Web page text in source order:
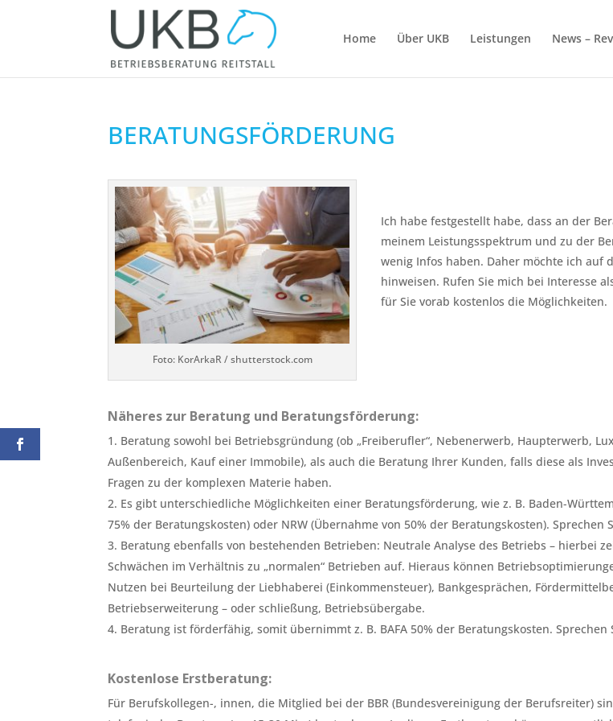
Home Über UKB Leistungen News –
BERATUNGSFÖRDERUNG
Foto: KorArkaR / shutterstock.com
Ich habe festgestellt habe, dass an der
meinem Leistungsspektrum und zu der
wenig Infos haben. Daher möchte ich auf
hinweisen. Rufen Sie mich bei Interesse
für Sie vorab kostenlos die Möglichkeiten.
Näheres zur Beratung und Beratungsförderung:
Beratung sowohl bei Betriebsgründung (ob „Freiberufler“, Nebenerwerb, Haupterwerb,
Außenbereich, Kauf einer Immobile), als auch die Beratung Ihrer Kunden, falls diese als
Fragen zu der komplexen Materie haben.
Es gibt unterschiedliche Möglichkeiten einer Beratungsförderung, wie z. B. Baden-
75% der Beratungskosten) oder NRW (Übernahme von 50% der Beratungskosten). Sprechen
Beratung ebenfalls von bestehenden Betrieben: Neutrale Analyse des Betriebs – hierbei
Schwächen im Verhältnis zu „normalen“ Betrieben auf. Hieraus können
Nutzen bei Beurteilung der Liebhaberei (Einkommensteuer), Bankgesprächen,
Betriebserweiterung – oder schließung, Betriebsübergabe.
Beratung ist förderfähig, somit übernimmt z. B. BAFA 50% der Beratungskosten. Sprechen
Kostenlose Erstberatung:
Für Berufskollegen-, innen, die Mitglied bei der BBR (Bundesvereinigung der Berufsreiter)